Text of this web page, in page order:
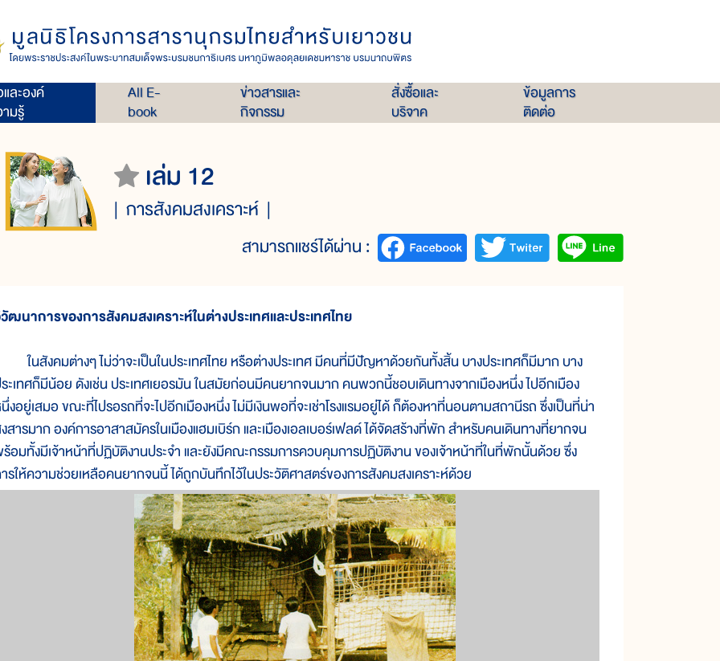
ละองค์
มรู้
All E-
book
ข่าวสารและ
กิจกรรม
สั่งซื้อและ
บริจาค
ข้อมูลการ
ติดต่อ
เล่ม 12
การสังคมสงเคราะห์
สามารถแชร์ได้ผ่าน :
ฒนาการของการสังคมสงเคราะห์ในต่างประเทศและประเทศไทย
สังคมต่างๆ ไม่ว่าจะเป็นในประเทศไทย หรือต่างประเทศ มีคนที่มีปัญหาด้วยกันทั้งสิ้น บางประเทศก็มีมาก บาง
ะเทศก็มีน้อย ดังเช่น ประเทศเยอรมัน ในสมัยก่อนมีคนยากจนมาก คนพวกนี้ชอบเดินทางจากเมืองหนึ่ง ไปอีกเมือง
งอยู่เสมอ ขณะที่ไปรอรถที่จะไปอีกเมืองหนึ่ง ไม่มีเงินพอที่จะเช่าโรงแรมอยู่ได้ ก็ต้องหาที่นอนตามสถานีรถ ซึ่งเป็นที่น่า
สารมาก องค์การอาสาสมัครในเมืองแฮมเบิร์ก และเมืองเอลเบอร์เฟลด์ ได้จัดสร้างที่พัก สำหรับคนเดินทางที่ยากจน
อมทั้งมีเจ้าหน้าที่ปฏิบัติงานประจำ และยังมีคณะกรรมการควบคุมการปฏิบัติงาน ของเจ้าหน้าที่ในที่พักนั้นด้วย ซึ่ง
รให้ความช่วยเหลือคนยากจนนี้ ได้ถูกบันทึกไว้ในประวัติศาสตร์ของการสังคมสงเคราะห์ด้วย